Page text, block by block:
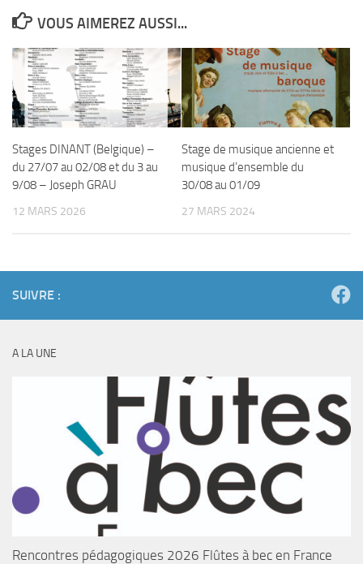
VOUS AIMEREZ AUSSI...
Stages DINANT (Belgique) –
du 27/07 au 02/08 et du 3 au
9/08 – Joseph GRAU
12 MARS 2026
Stage de musique ancienne et
musique d’ensemble du
30/08 au 01/09
27 MARS 2024
SUIVRE :
A LA UNE
Rencontres pédagogiques 2026 Flûtes à bec en France